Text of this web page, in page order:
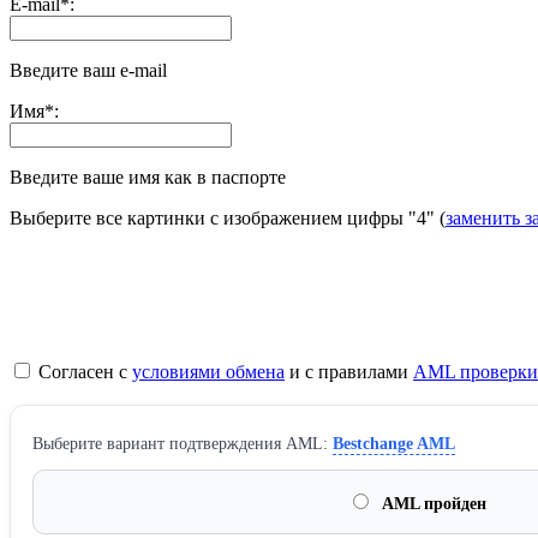
E-mail*:
Введите ваш e-mail
Имя*:
Введите ваше имя как в паспорте
Выберите все картинки с изображением цифры "4" (заменить
Согласен с условиями обмена и с правилами AML проверки
Выберите вариант подтверждения AML: Bestchange AML
AML пройден